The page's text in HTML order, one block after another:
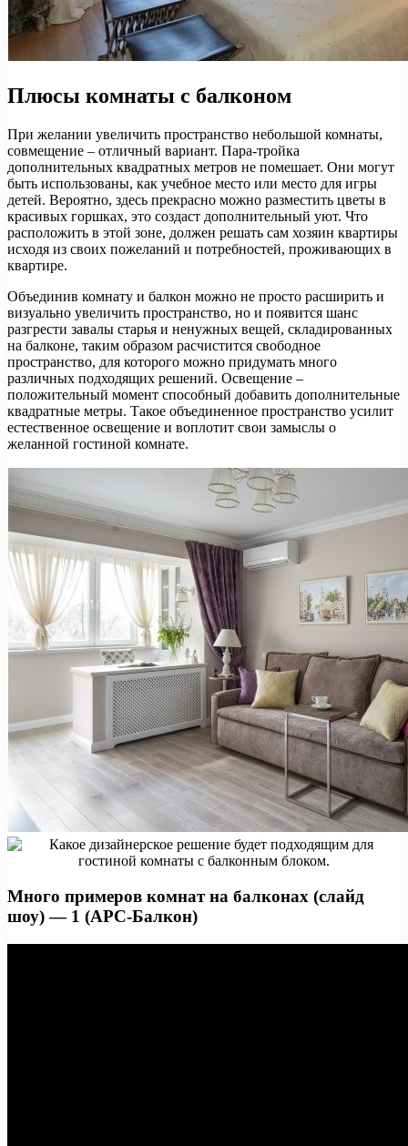
Плюсы комнаты с балконом
При желании увеличить пространство небольшой комнаты,
совмещение – отличный вариант. Пара-тройка
дополнительных квадратных метров не помешает. Они могут
быть использованы, как учебное место или место для игры
детей. Вероятно, здесь прекрасно можно разместить цветы в
красивых горшках, это создаст дополнительный уют. Что
расположить в этой зоне, должен решать сам хозяин квартиры
исходя из своих пожеланий и потребностей, проживающих в
квартире.
Объединив комнату и балкон можно не просто расширить и
визуально увеличить пространство, но и появится шанс
разгрести завалы старья и ненужных вещей, складированных
на балконе, таким образом расчистится свободное
пространство, для которого можно придумать много
различных подходящих решений. Освещение –
положительный момент способный добавить дополнительные
квадратные метры. Такое объединенное пространство усилит
естественное освещение и воплотит свои замыслы о
желанной гостиной комнате.
Много примеров комнат на балконах (слайд
шоу) — 1 (АРС-Балкон)